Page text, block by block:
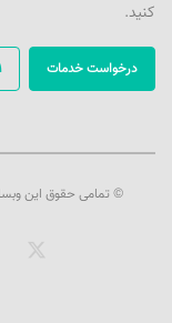
کنید.
درخواست خدمات
© تمامی حقوق این